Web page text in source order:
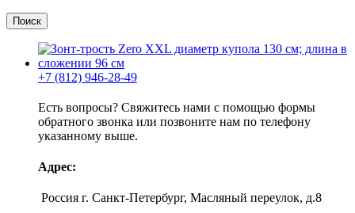
Поиск
+7 (812) 946-28-49
Есть вопросы? Свяжитесь нами с помощью формы
обратного звонка или позвоните нам по телефону
указанному выше.
Адрес:
Россия г. Санкт-Петербург, Масляный переулок, д.8